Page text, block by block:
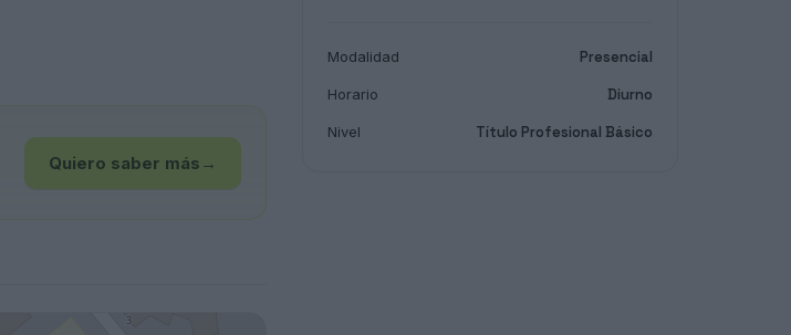
Quiero saber más →
Modalidad Presencial
Horario Diurno
Nivel Título Profesional Básico